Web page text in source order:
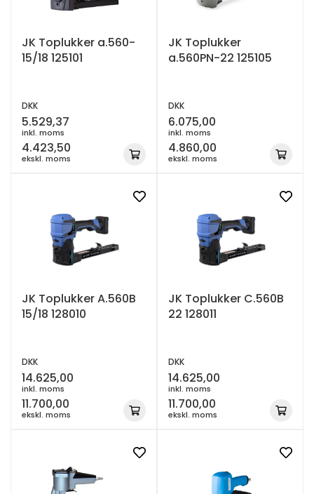
JK Toplukker a.560-
15/18 125101
5.529,37
DKK
inkl. moms
4.423,50
ekskl. moms
JK Toplukker
a.560PN-22 125105
6.075,00
DKK
inkl. moms
4.860,00
ekskl. moms
JK Toplukker A.560B
15/18 128010
14.625,00
DKK
inkl. moms
11.700,00
ekskl. moms
JK Toplukker C.560B
22 128011
14.625,00
DKK
inkl. moms
11.700,00
ekskl. moms